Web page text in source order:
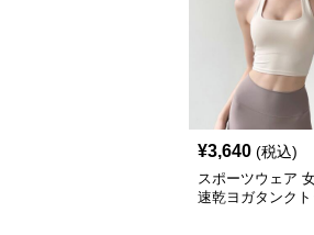
¥3,640 (税込)
スポーツウェア
速乾ヨガタンク